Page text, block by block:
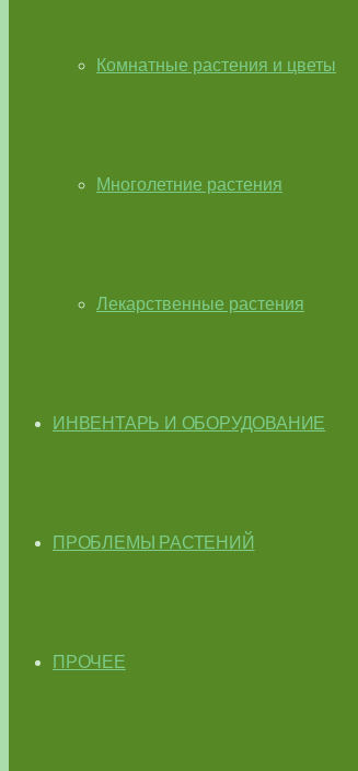
Комнатные растения и цветы
Многолетние растения
Лекарственные растения
ИНВЕНТАРЬ И ОБОРУДОВАНИЕ
ПРОБЛЕМЫ РАСТЕНИЙ
ПРОЧЕЕ